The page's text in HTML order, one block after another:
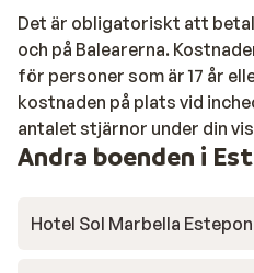
Det är obligatoriskt att
och på Balearerna.
för personer som är 17 år
kostnaden på plats vid
antalet stjärnor under din
Andra boenden i
Hotel Sol Marbella